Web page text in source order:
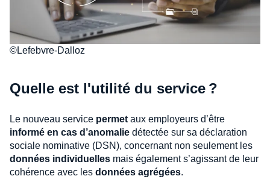
©Lefebvre-Dalloz
Quelle est l'utilité du service ?
Le nouveau service permet aux employeurs d’être
informé en cas d’anomalie détectée sur sa déclaration
sociale nominative (DSN), concernant non seulement les
données individuelles mais également s’agissant de leur
cohérence avec les données agrégées.